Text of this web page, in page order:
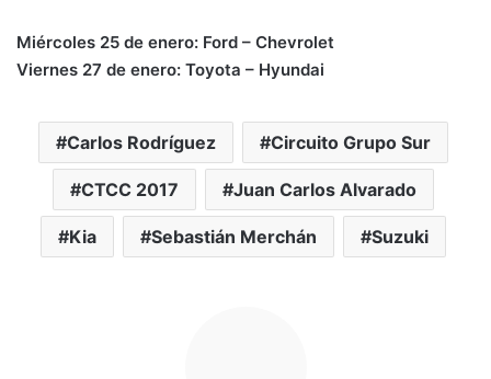
Miércoles 25 de enero: Ford – Chevrolet
Viernes 27 de enero: Toyota – Hyundai
Carlos Rodríguez Circuito Grupo Sur
CTCC 2017 Juan Carlos Alvarado
Kia Sebastián Merchán Suzuki